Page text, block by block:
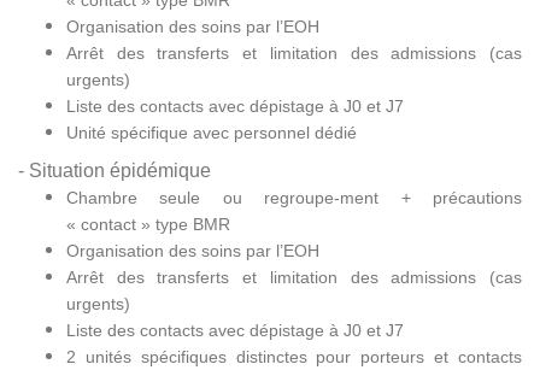
Organisation des soins par l’EOH
Arrêt des transferts et limitation des admissions (cas
urgents)
Liste des contacts avec dépistage à J0 et J7
Unité spécifique avec personnel dédié
- Situation épidémique
Chambre seule ou regroupe-ment + précautions
« contact » type BMR
Organisation des soins par l’EOH
Arrêt des transferts et limitation des admissions (cas
urgents)
Liste des contacts avec dépistage à J0 et J7
2 unités spécifiques distinctes pour porteurs et contacts